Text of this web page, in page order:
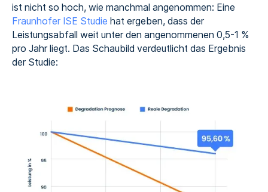
ist nicht so hoch, wie manchmal angenommen: Eine
Fraunhofer ISE Studie hat ergeben, dass der
Leistungsabfall weit unter den angenommenen 0,5-1 %
pro Jahr liegt. Das Schaubild verdeutlicht das Ergebnis
der Studie: